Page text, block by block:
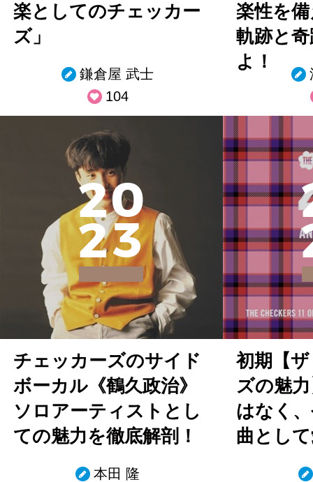
楽としてのチェッカー
ズ」
鎌倉屋 武士
104
楽性を
軌跡と
よ！
20
23
チェッカーズのサイド
ボーカル《鶴久政治》
ソロアーティストとし
ての魅力を徹底解剖！
本田 隆
初期【
ズの魅
はなく
曲とし